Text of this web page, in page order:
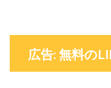
広告: 無料の